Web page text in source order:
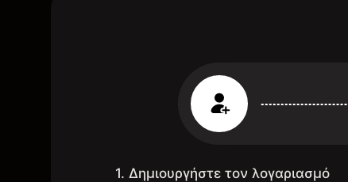
1. Δημιουργήστε τον λογαριασμό